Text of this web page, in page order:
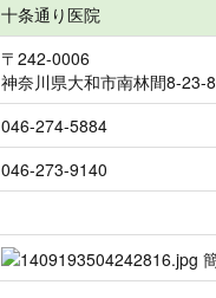
十条通り医院
〒242-0006
神奈川県大和市南林間8-23-8
046-274-5884
046-273-9140